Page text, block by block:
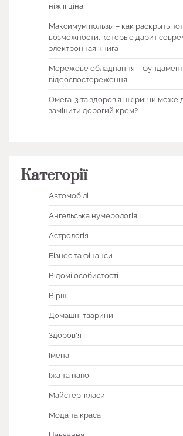
ніж її ціна
Максимум пользы – как раскрыть
возможности, которые дарит
электронная книга
Мережеве обладнання –
відеоспостереження
Омега-3 та здоров’я шкіри: чи може
замінити дорогий крем?
Категорії
Автомобілі
Ангельська нумерологія
Астрологія
Бізнес та фінанси
Відомі особистості
Вірші
Домашні тварини
Здоров'я
Імена
Їжа та напої
Майстер-класи
Мода та краса